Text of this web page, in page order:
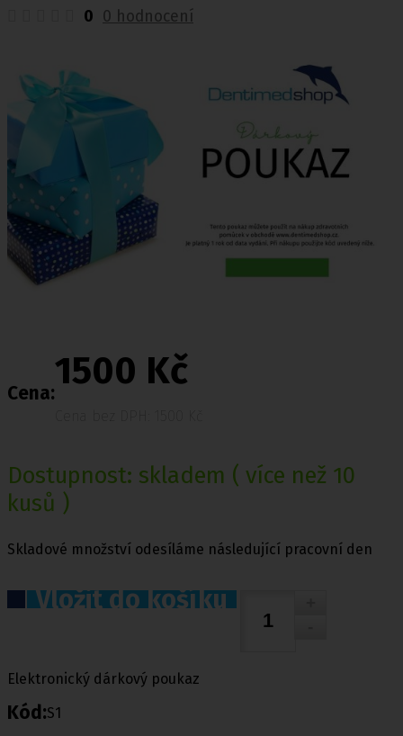
0 0 hodnocení
Cena:
1500 Kč
Dostupnost: skladem ( více než 10
kusů )
Skladové množství odesíláme následující pracovní den
Vložit do košíku
Elektronický dárkový poukaz
Kód:S1